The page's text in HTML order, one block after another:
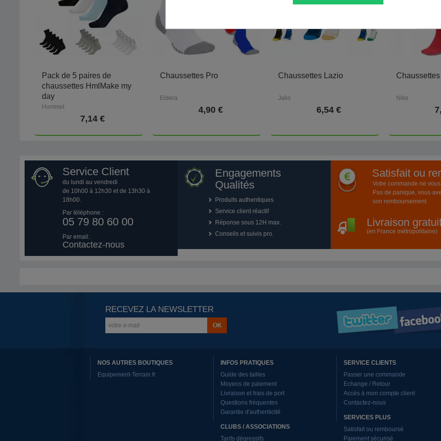
Pack de 5 paires de
chaussettes HmlMake my
day
Hummel
7,14 €
Chaussettes Pro
Eldera
4,90 €
Chaussettes Lazio
Jako
6,54 €
Nike
Service Client
du lundi au vendredi
de 10h00 à 12h30 et de 13h30 à
18h00.
Par téléphone :
05 79 80 60 00
Par email:
Contactez-nous
Engagements
Qualités
Produits authentiques
Service client réactif
Réponse sous 12H max.
Conseils et suivis pro.
Satisfait ou
Votre commande ne
Pas de panique, vous
son remboursement.
Livraison
(en France métropolitaine)
RECEVEZ LA NEWSLETTER
NOS AUTRES BOUTIQUES
Equipement-Terrain.fr
INFOS PRATIQUES
Guide des tailles
Moyens de paiement
Livraison et frais de port
Questions fréquentes
Garantie d'authenticité
CLUBS / ASSOCIATIONS
Tarifs dégressifs
SERVICE CLIENTS
Passer une commande
Echange / Retour
Accès à mon compte client
Contactez-nous
SERVICES PLUS
Satisfait ou remboursé
Paiement sécurisé